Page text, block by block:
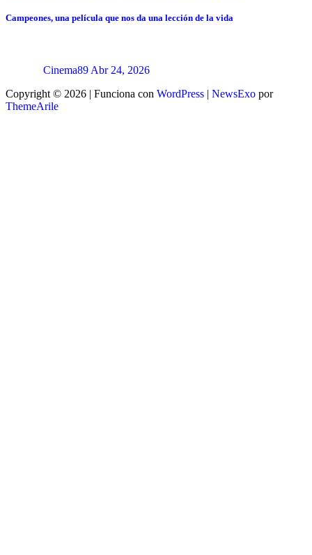
Campeones, una película que nos da una lección de la vida
Cinema89 Abr 24, 2026
Copyright © 2026 | Funciona con WordPress | NewsExo por
ThemeArile